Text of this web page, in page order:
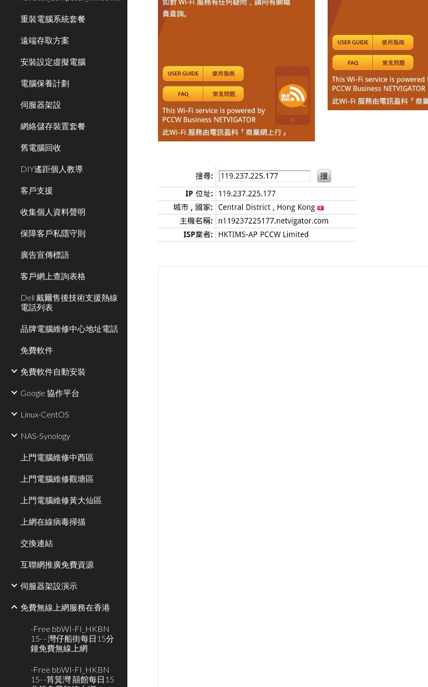
重裝電腦系統套餐
遠端存取方案
安裝設定虛擬電腦
電腦保養計劃
伺服器架設
網絡儲存裝置套餐
舊電腦回收
DIY遙距個人教導
客戶支援
收集個人資料聲明
保障客戶私隱守則
廣告宣傳標語
客戶網上查詢表格
Dell 戴爾售後技術支援熱線
電話列表
品牌電腦維修中心地址電話
免費軟件
免費軟件自動安裝
Google 協作平台
Linux-CentOS
NAS-Synology
上門電腦維修中西區
上門電腦維修觀塘區
上門電腦維修黃大仙區
上網在線病毒掃描
交換連結
互聯網推廣免費資源
伺服器架設演示
免費無線上網服務在香港
-Free bbWI-FI_HKBN
15- - 灣仔船街每日15分
鐘免費無線上網
-Free bbWI-FI_HKBN
15- -筲箕灣 囍館每日15